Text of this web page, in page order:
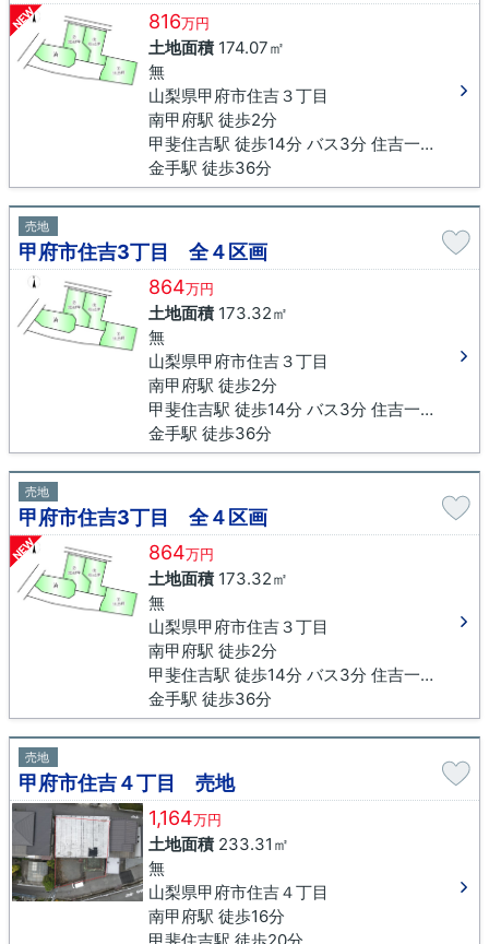
NEW 816万円
土地面積174.07㎡
無
山梨県甲府市住吉３丁目
南甲府駅 徒歩2分
甲斐住吉駅 徒歩14分 バス3分 住吉一丁目北下車 徒歩7分
金手駅 徒歩36分
売地
甲府市住吉3丁目 全４区画
864万円
土地面積173.32㎡
無
山梨県甲府市住吉３丁目
南甲府駅 徒歩2分
甲斐住吉駅 徒歩14分 バス3分 住吉一丁目北下車 徒歩7分
金手駅 徒歩36分
売地
甲府市住吉3丁目 全４区画
NEW 864万円
土地面積173.32㎡
無
山梨県甲府市住吉３丁目
南甲府駅 徒歩2分
甲斐住吉駅 徒歩14分 バス3分 住吉一丁目北下車 徒歩7分
金手駅 徒歩36分
売地
甲府市住吉４丁目 売地
1,164万円
土地面積233.31㎡
無
山梨県甲府市住吉４丁目
南甲府駅 徒歩16分